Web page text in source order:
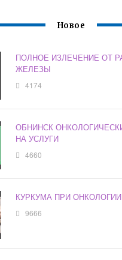
Новое
ПОЛНОЕ ИЗЛЕЧЕНИЕ ОТ
ЖЕЛЕЗЫ
4174
ОБНИНСК
НА УСЛУГИ
4660
КУРКУМА ПРИ ОНКОЛОГИИ
9666